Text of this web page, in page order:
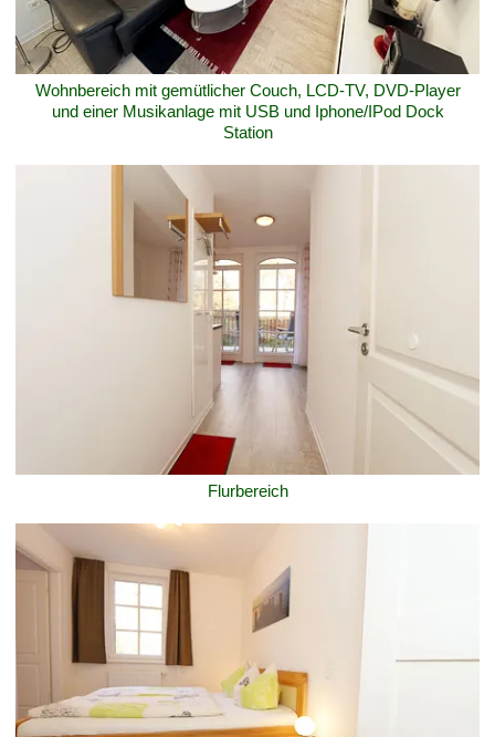
Wohnbereich mit gemütlicher Couch, LCD-TV, DVD-Player
und einer Musikanlage mit USB und Iphone/IPod Dock
Station
Flurbereich